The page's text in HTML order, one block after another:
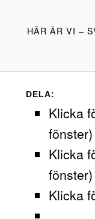
HÄR ÄR VI –
DELA:
Klicka
fönster)
Klicka
fönster)
Klicka